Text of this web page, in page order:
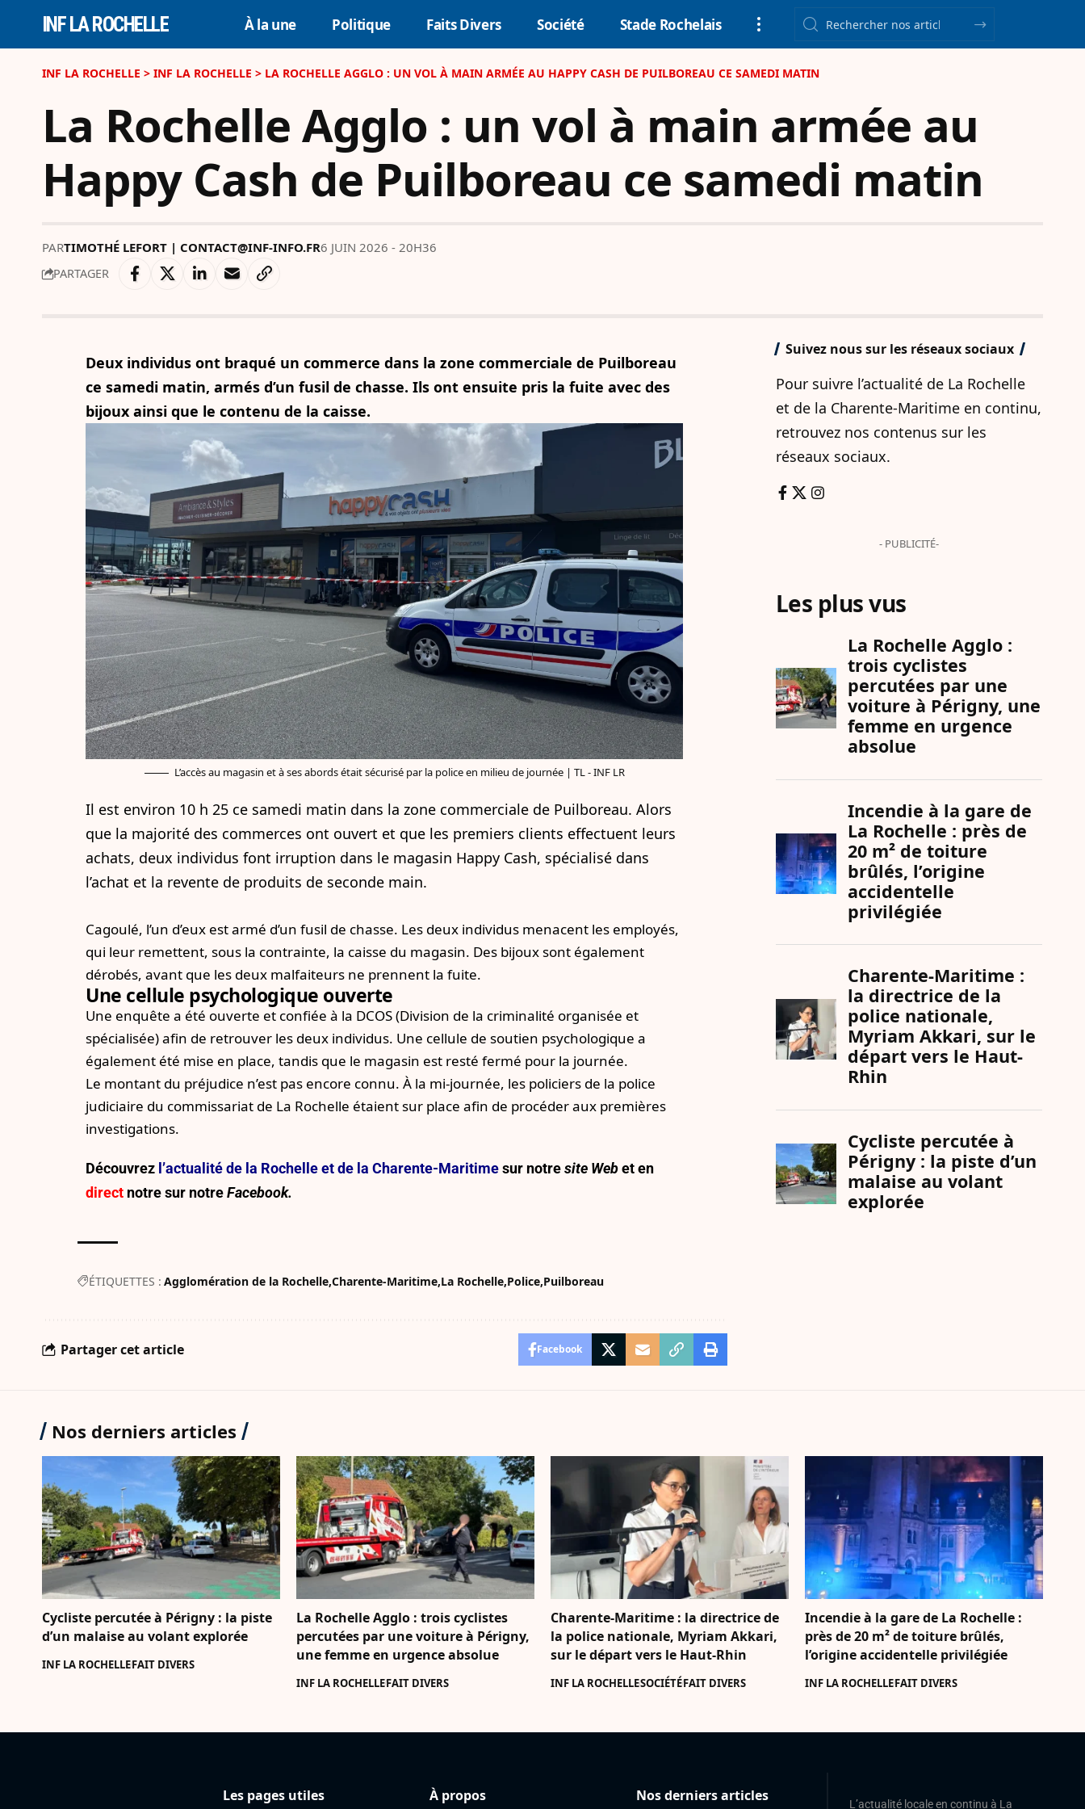
INF LA ROCHELLE À la une Politique Faits Divers Société Stade Rochelais
INF LA ROCHELLE > INF LA ROCHELLE > LA ROCHELLE AGGLO : UN VOL À MAIN ARMÉE AU HAPPY CASH DE PUILBOREAU CE SAMEDI MATIN
La Rochelle Agglo : un vol à main armée au
Happy Cash de Puilboreau ce samedi matin
PARTIMOTHÉ LEFORT | CONTACT@INF-INFO.FR6 JUIN 2026 - 20H36
PARTAGER
Deux individus ont braqué un commerce dans la zone commerciale de Puilboreau
ce samedi matin, armés d’un fusil de chasse. Ils ont ensuite pris la fuite avec des
bijoux ainsi que le contenu de la caisse.
L’accès au magasin et à ses abords était sécurisé par la police en milieu de journée | TL - INF LR
Il est environ 10 h 25 ce samedi matin dans la zone commerciale de Puilboreau. Alors
que la majorité des commerces ont ouvert et que les premiers clients effectuent leurs
achats, deux individus font irruption dans le magasin Happy Cash, spécialisé dans
l’achat et la revente de produits de seconde main.
Cagoulé, l’un d’eux est armé d’un fusil de chasse. Les deux individus menacent les employés,
qui leur remettent, sous la contrainte, la caisse du magasin. Des bijoux sont également
dérobés, avant que les deux malfaiteurs ne prennent la fuite.
Une cellule psychologique ouverte
Une enquête a été ouverte et confiée à la DCOS (Division de la criminalité organisée et
spécialisée) afin de retrouver les deux individus. Une cellule de soutien psychologique a
également été mise en place, tandis que le magasin est resté fermé pour la journée.
Le montant du préjudice n’est pas encore connu. À la mi-journée, les policiers de la police
judiciaire du commissariat de La Rochelle étaient sur place afin de procéder aux premières
investigations.
Découvrez l’actualité de la Rochelle et de la Charente-Maritimesur notresite Webet en
direct notre sur notre Facebook.
ÉTIQUETTES : Agglomération de la Rochelle Charente-Maritime La Rochelle Police Puilboreau
Partager cet article Facebook
Suivez nous sur les réseaux sociaux
Pour suivre l’actualité de La Rochelle
et de la Charente-Maritime en continu,
retrouvez nos contenus sur les
réseaux sociaux.
- PUBLICITÉ-
Les plus vus
Nos derniers articles
Cycliste percutée à Périgny : la piste
d’un malaise au volant explorée
INF LA ROCHELLEFAIT DIVERS
La Rochelle Agglo : trois cyclistes
percutées par une voiture à Périgny,
une femme en urgence absolue
INF LA ROCHELLEFAIT DIVERS
Charente-Maritime : la directrice de
la police nationale, Myriam Akkari,
sur le départ vers le Haut-Rhin
INF LA ROCHELLESOCIÉTÉFAIT DIVERS
Incendie à la gare de La Rochelle :
près de 20 m² de toiture brûlés,
l’origine accidentelle privilégiée
INF LA ROCHELLEFAIT DIVERS
Les pages utiles À propos Nos derniers articles L’actualité locale en continu à La